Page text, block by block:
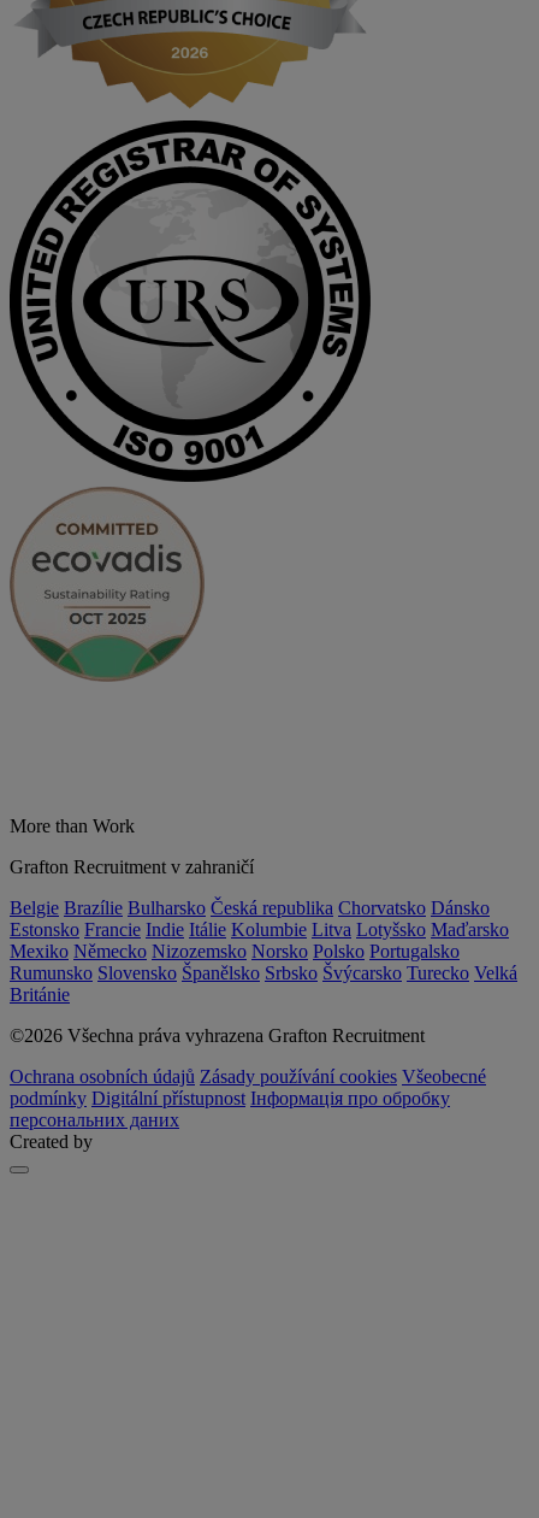
More than Work
Grafton Recruitment v zahraničí
Belgie Brazílie Bulharsko Česká republika Chorvatsko Dánsko
Estonsko Francie Indie Itálie Kolumbie Litva Lotyšsko Maďarsko
Mexiko Německo Nizozemsko Norsko Polsko Portugalsko
Rumunsko Slovensko Španělsko Srbsko Švýcarsko Turecko Velká
Británie
©2026 Všechna práva vyhrazena Grafton Recruitment
Ochrana osobních údajů Zásady používání cookies Všeobecné
podmínky Digitální přístupnost Інформація про обробку
персональних даних
Created by